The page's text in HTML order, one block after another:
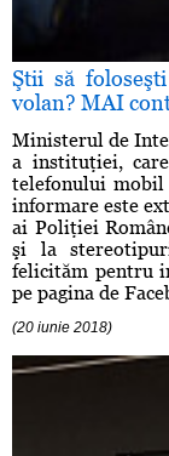
Ştii să
volan? MAI
Ministerul de
a instituţiei,
telefonului mobil
informare este
ai Poliţiei
şi la
felicităm pentru
pe pagina de
(20 iunie 2018)